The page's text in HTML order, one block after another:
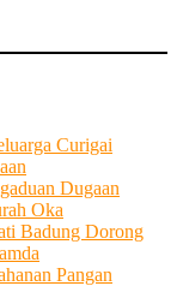
Curigai
Dugaan
Oka
Badung Dorong
Pangan